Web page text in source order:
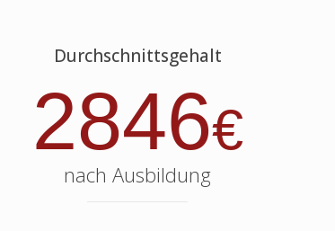
Durchschnittsgehalt
2846€
nach Ausbildung